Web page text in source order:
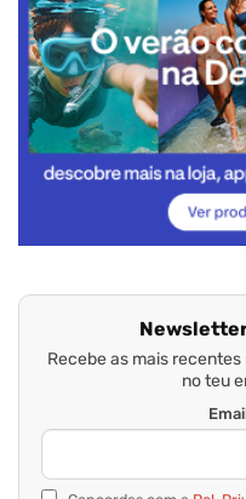
Recebe as mais
no teu